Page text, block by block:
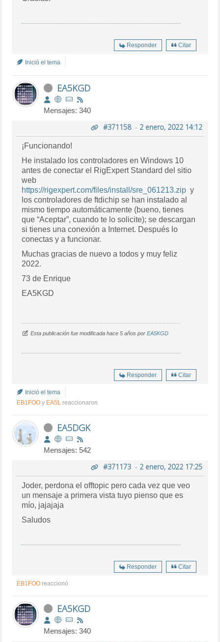
Responder Citar
Inició el tema
EA5KGD
Mensajes: 340
#371158- 2 enero, 2022 14:12
¡Funcionando!
He instalado los controladores en Windows 10
antes de conectar el RigExpert Standard del sitio
web
https://rigexpert.com/files/install/sre_061213.zip y
los controladores de ftdichip se han instalado al
mismo tiempo automáticamente (bueno, tienes
que “Aceptar”, cuando te lo solicite); se descargan
si tienes una conexión a Internet. Después lo
conectas y a funcionar.
Muchas gracias de nuevo a todos y muy feliz
2022.
73 de Enrique
EA5KGD
Esta publicación fue modificada hace 5 años porEA5KGD
Responder Citar
Inició el tema
EB1FOO y EA5L reaccionaron
EA5DGK
Mensajes: 542
#371173- 2 enero, 2022 17:25
Joder, perdona el offtopic pero cada vez que veo
un mensaje a primera vista tuyo pienso que es
mío, jajajaja
Saludos
Responder Citar
EB1FOO reaccionó
EA5KGD
Mensajes: 340